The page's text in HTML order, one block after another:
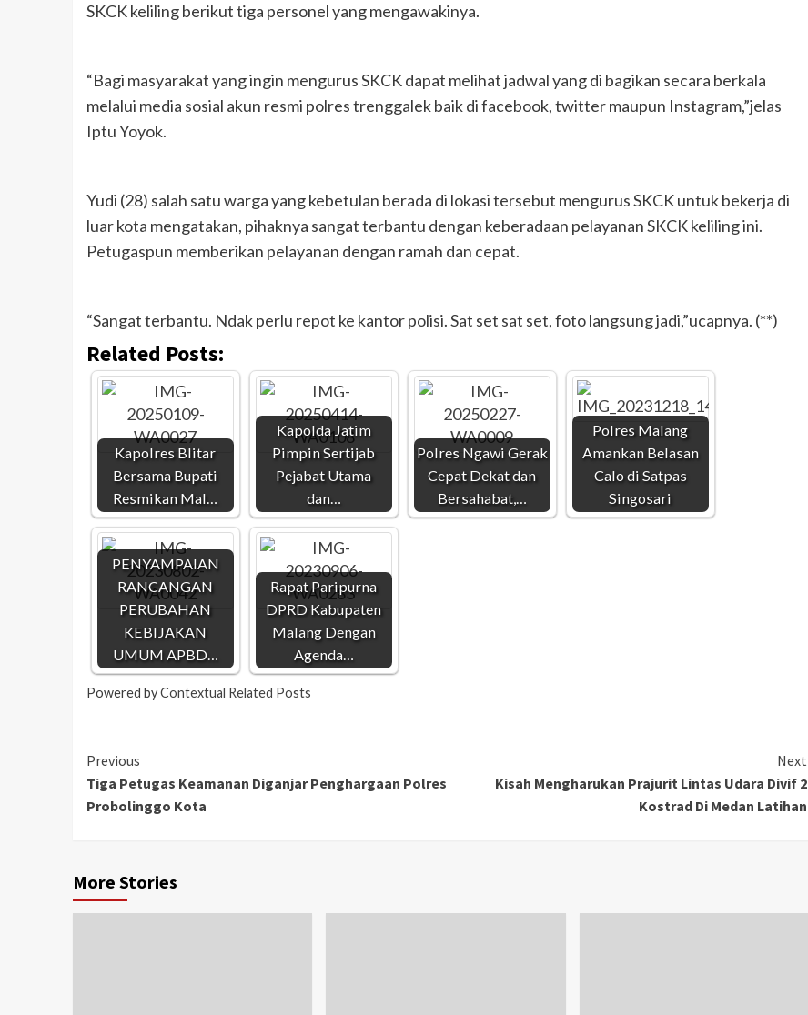
SKCK keliling berikut tiga personel yang mengawakinya.
“Bagi masyarakat yang ingin mengurus SKCK dapat melihat jadwal yang di bagikan secara berkala
melalui media sosial akun resmi polres trenggalek baik di facebook, twitter maupun Instagram,”jelas
Iptu Yoyok.
Yudi (28) salah satu warga yang kebetulan berada di lokasi tersebut mengurus SKCK untuk bekerja di
luar kota mengatakan, pihaknya sangat terbantu dengan keberadaan pelayanan SKCK keliling ini.
Petugaspun memberikan pelayanan dengan ramah dan cepat.
“Sangat terbantu. Ndak perlu repot ke kantor polisi. Sat set sat set, foto langsung jadi,”ucapnya. (**)
Related Posts:
Kapolres Blitar
Bersama Bupati
Resmikan Mal…
Kapolda Jatim
Pimpin Sertijab
Pejabat Utama
dan…
Polres Ngawi Gerak
Cepat Dekat dan
Bersahabat,…
Polres Malang
Amankan Belasan
Calo di Satpas
Singosari
PENYAMPAIAN
RANCANGAN
PERUBAHAN
KEBIJAKAN
UMUM APBD…
Rapat Paripurna
DPRD Kabupaten
Malang Dengan
Agenda…
Powered byContextual Related Posts
Previous
Tiga Petugas Keamanan Diganjar Penghargaan Polres
Probolinggo Kota
Next
Kisah Mengharukan Prajurit Lintas Udara Divif 2
Kostrad Di Medan Latihan
More Stories